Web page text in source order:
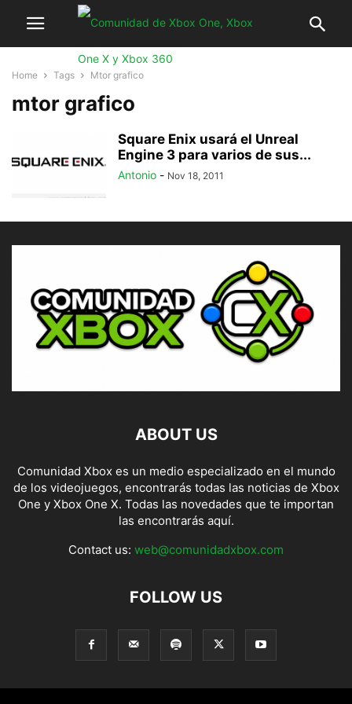
Home Tags Mtor grafico
mtor grafico
Square Enix usará el Unreal
Engine 3 para varios de sus...
Antonio - Nov 18, 2011
ABOUT US
Comunidad Xbox es un medio especializado en el mundo
de los videojuegos, encontrarás todas las noticias de Xbox
One y Xbox One X. Todas las novedades que te importan
las encontrarás aquí.
Contact us: web@comunidadxbox.com
FOLLOW US